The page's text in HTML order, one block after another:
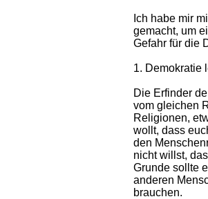
Ich habe mir
gemacht, um
Gefahr für die
1. Demokratie
Die Erfinder
vom gleichen
Religionen,
wollt, dass
den
nicht willst,
Grunde sollte
anderen
brauchen.